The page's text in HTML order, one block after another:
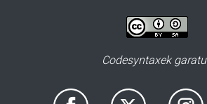
Codesyntaxek